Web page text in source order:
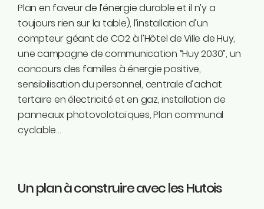
Plan en faveur de l’énergie durable et il n’y a
toujours rien sur la table), l’installation d’un
compteur géant de CO2 à l’Hôtel de Ville de Huy,
une campagne de communication “Huy 2030”, un
concours des familles à énergie positive,
sensibilisation du personnel, centrale d’achat
tertaire en électricité et en gaz, installation de
panneaux photovolotaïques, Plan communal
cyclable…
Un plan à construire avec les Hutois